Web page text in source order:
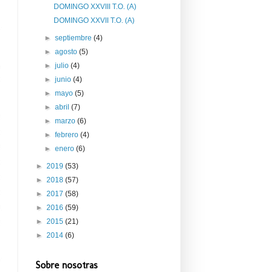
DOMINGO XXVIII T.O. (A)
DOMINGO XXVII T.O. (A)
►septiembre(4)
►agosto(5)
►julio(4)
►junio(4)
►mayo(5)
►abril(7)
►marzo(6)
►febrero(4)
►enero(6)
► 2019 (53)
► 2018 (57)
► 2017 (58)
► 2016 (59)
► 2015 (21)
► 2014 (6)
Sobre nosotras